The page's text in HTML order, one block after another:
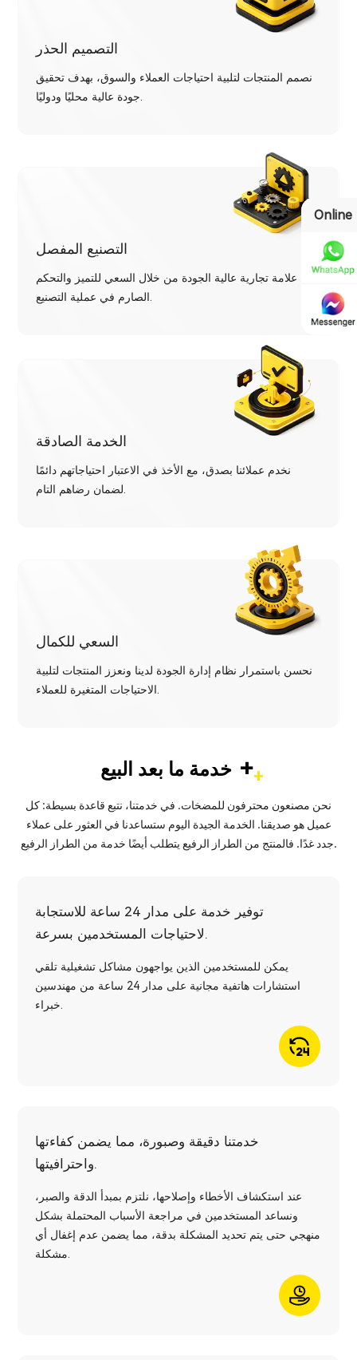
Online
التصميم الحذر
نصمم المنتجات لتلبية احتياجات العملاء والسوق، بهدف تحقيق
التصنيع المفصل
نبني علامة تجارية عالية الجودة من خلال السعي للتميز والتحكم
الخدمة الصادقة
نخدم عملائنا بصدق، مع الأخذ في الاعتبار احتياجاتهم دائمًا
السعي للكمال
نحسن باستمرار نظام إدارة الجودة لدينا ونعزز المنتجات لتلبية
خدمة ما بعد البيع +
نحن مصنعون محترفون للمضخات. في خدمتنا، نتبع قاعدة بسيطة: كل
عميل هو صديقنا. الخدمة الجيدة اليوم ستساعدنا في العثور على عملاء
جدد غدًا. فالمنتج من الطراز الرفيع يتطلب أيضًا خدمة من الطراز الرفيع.
توفير خدمة على مدار 24 ساعة للاستجابة
لاحتياجات المستخدمين بسرعة.
يمكن للمستخدمين الذين يواجهون مشاكل تشغيلية تلقي
استشارات هاتفية مجانية على مدار 24 ساعة من مهندسين
خدمتنا دقيقة وصبورة، مما يضمن كفاءتها
واحترافيتها.
عند استكشاف الأخطاء وإصلاحها، نلتزم بمبدأ الدقة والصبر،
ونساعد المستخدمين في مراجعة الأسباب المحتملة بشكل
منهجي حتى يتم تحديد المشكلة بدقة، مما يضمن عدم إغفال أي